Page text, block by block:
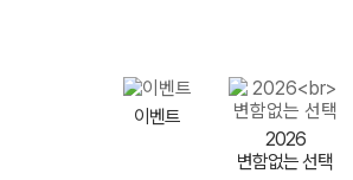
이벤트
2026
변함없는 선택